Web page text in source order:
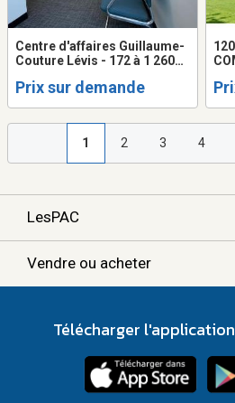
Centre d'affaires Guillaume-
Couture Lévis - 172 à 1 260
Prix sur demande
120 À 69 000 P.C., BUREAUX,
1 2 3 4
LesPAC
Vendre ou acheter
Télécharger